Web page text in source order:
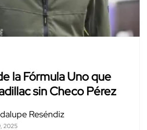
la Fórmula Uno que
sin Checo Pérez
Reséndiz
2025